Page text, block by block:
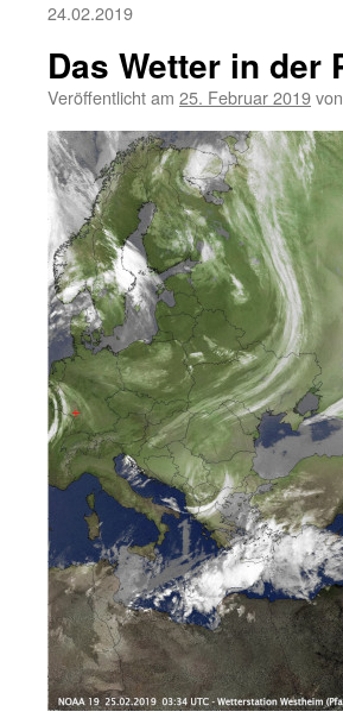
24.02.2019
Das Wetter in der
Veröffentlicht am 25. Februar 2019von